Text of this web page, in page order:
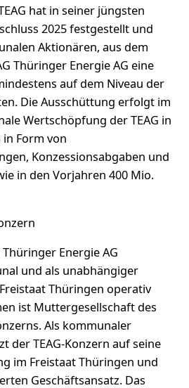
hat in seiner jüngsten
2025 festgestellt und
Aktionären, aus dem
Thüringer Energie AG eine
auf dem Niveau der
Die Ausschüttung erfolgt im
Wertschöpfung der TEAG in
Form von
Konzessionsabgaben und
in den Vorjahren 400 Mio.
Thüringer Energie AG
und als unabhängiger
Thüringen operativ
ist Muttergesellschaft des
Als kommunaler
der TEAG-Konzern auf seine
im Freistaat Thüringen und
Geschäftsansatz. Das